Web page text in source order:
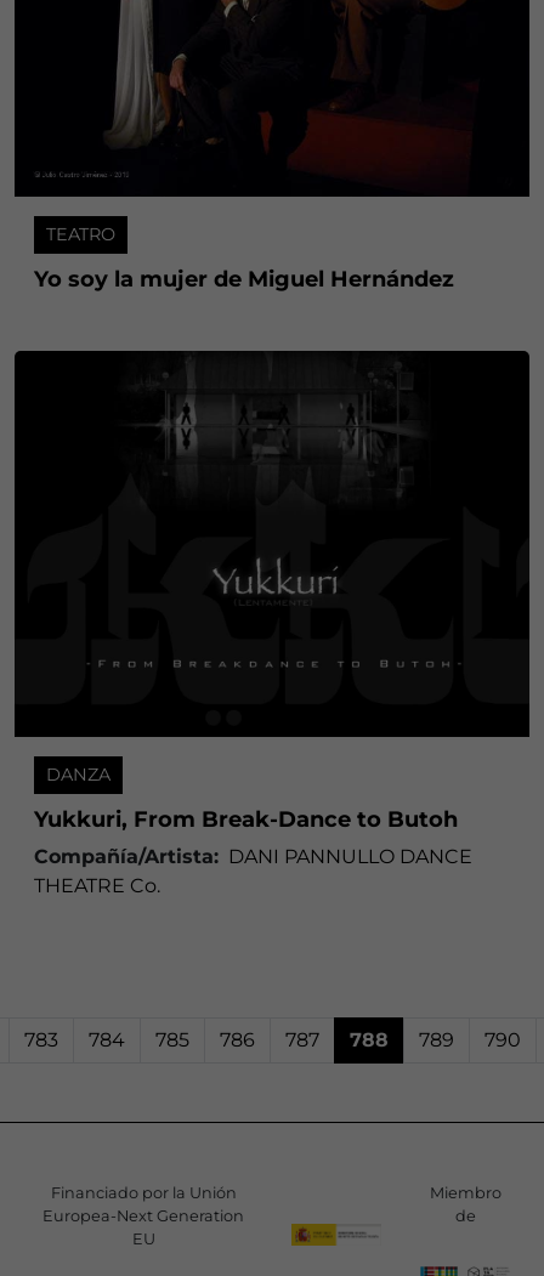
TEATRO
Yo soy la mujer de Miguel Hernández
DANZA
Yukkuri, From Break-Dance to Butoh
Compañía/Artista: DANI PANNULLO DANCE
THEATRE Co.
783 784 785 786 787 788 789 790
Financiado por la Unión
Europea-Next Generation
EU
Miembro
de